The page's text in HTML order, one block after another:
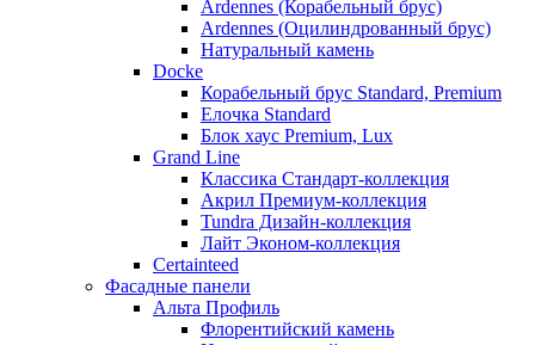
Ardennes (Корабельный брус)
Ardennes (Оцилиндрованный брус)
Натуральный камень
Docke
Корабельный брус Standard, Premium
Елочка Standard
Блок хаус Premium, Lux
Grand Line
Классика Стандарт-коллекция
Акрил Премиум-коллекция
Tundra Дизайн-коллекция
Лайт Эконом-коллекция
Certainteed
Фасадные панели
Альта Профиль
Флорентийский камень